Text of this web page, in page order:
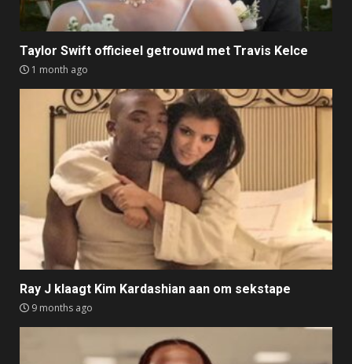
Taylor Swift officieel getrouwd met Travis Kelce
1 month ago
Ray J klaagt Kim Kardashian aan om sekstape
9 months ago